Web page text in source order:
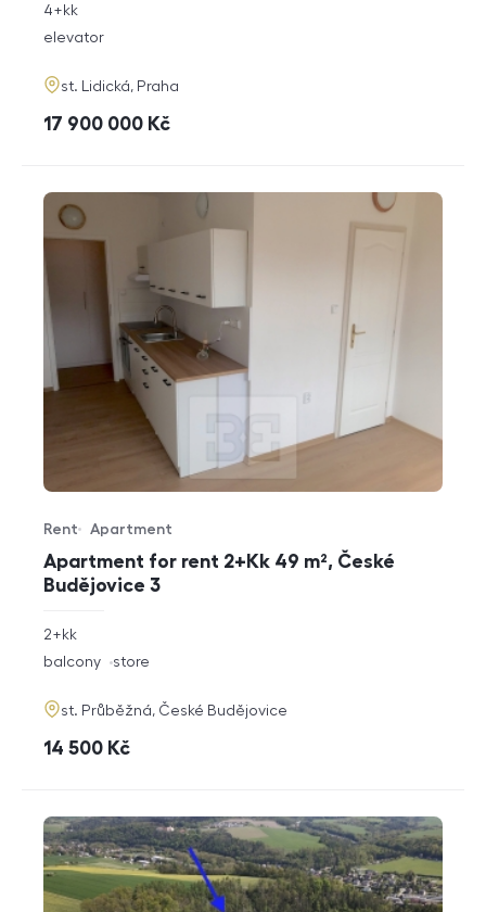
rozměry
disposition
4+kk
funkce
elevator
adresa
st. Lidická, Praha
cena
17 900 000 Kč
Apartment for rent 2+Kk 49 m², České
Budějovice 3
Offer type
Rent
Property type
Apartment
rozměry
disposition
2+kk
funkce
balcony store
adresa
st. Průběžná, České Budějovice
cena
14 500 Kč